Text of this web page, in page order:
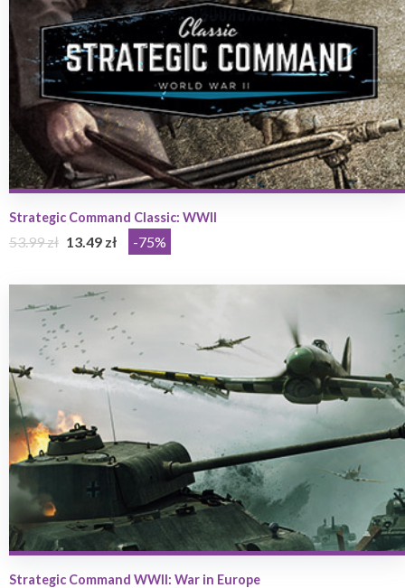
Strategic Command Classic: WWII
53.99 zł 13.49 zł -75%
Strategic Command WWII: War in Europe